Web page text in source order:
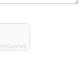
IconCaptcha ©